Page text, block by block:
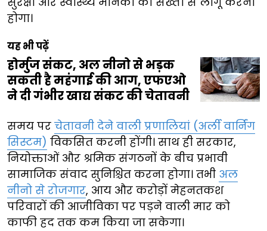
होगा।
यह भी पढ़ें
होर्मुज संकट, अल नीनो से भड़क
सकती है महंगाई की आग, एफएओ
ने दी गंभीर खाद्य संकट की चेतावनी
समय पर चेतावनी देने वाली प्रणालियां (अर्ली वार्निंग
सिस्टम) विकसित करनी होंगी। साथ ही सरकार,
नियोक्ताओं और श्रमिक संगठनों के बीच प्रभावी
सामाजिक संवाद सुनिश्चित करना होगा। तभी अल
नीनो से रोजगार, आय और करोड़ों मेहनतकश
परिवारों की आजीविका पर पड़ने वाली मार को
काफी हद तक कम किया जा सकेगा।